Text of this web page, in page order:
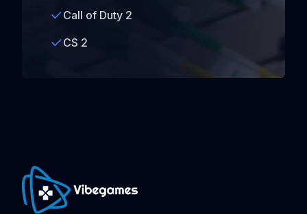
Call of Duty 2
CS 2